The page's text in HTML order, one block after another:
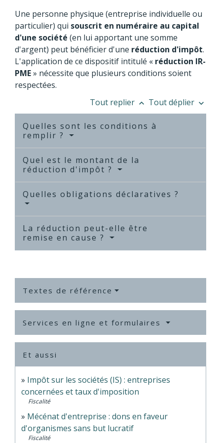
Une personne physique (entreprise individuelle ou
particulier) qui souscrit en numéraire au capital
d'une société (en lui apportant une somme
d'argent) peut bénéficier d'une réduction d'impôt.
L'application de ce dispositif intitulé « réduction IR-
PME» nécessite que plusieurs conditions soient
respectées.
Tout replier keyboard_arrow_up Tout déplier keyboard_arrow_down
Quelles sont les conditions à
remplir ?
Quel est le montant de la
réduction d'impôt ?
Quelles obligations déclaratives ?
La réduction peut-elle être
remise en cause ?
Textes de référence
Services en ligne et formulaires
Et aussi
Impôt sur les sociétés (IS) : entreprises
concernées et taux d'imposition
Fiscalité
Mécénat d'entreprise : dons en faveur
d'organismes sans but lucratif
Fiscalité